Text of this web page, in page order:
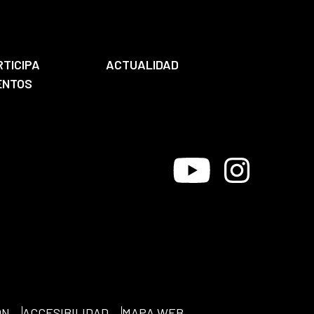
ACTUALIDAD
Youtube Instagram